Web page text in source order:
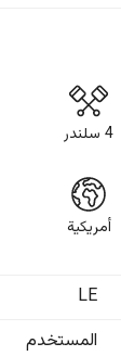
4 سلندر
أمريكية
LE
المستخدم